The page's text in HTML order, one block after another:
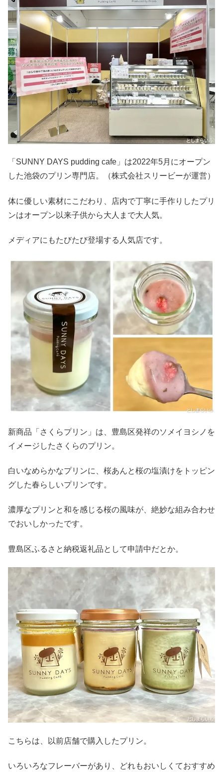
「SUNNY DAYS pudding cafe」は2022年5月にオープン
した池袋のプリン専門店。（株式会社スリービーが運営）
体に優しい素材にこだわり、店内で丁寧に手作りしたプリ
ンはオープン以来子供から大人まで大人気。
メディアにもたびたび登場する人気店です。
新商品「さくらプリン」は、豊島区発祥のソメイヨシノを
イメージしたさくらのプリン。
白いなめらかなプリンに、桜あんと桜の塩漬けをトッピン
グした春らしいプリンです。
濃厚なプリンと和を感じる桜の風味が、絶妙な組み合わせ
でおいしかったです。
豊島区ふるさと納税返礼品として申請中だとか。
こちらは、以前店舗で購入したプリン。
いろいろなフレーバーがあり、どれもおいしくておすすめ